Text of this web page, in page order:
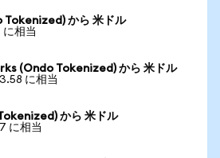
から 米ドル
に相当
(Ondo Tokenized) から 米ドル
に相当
から 米ドル
に相当